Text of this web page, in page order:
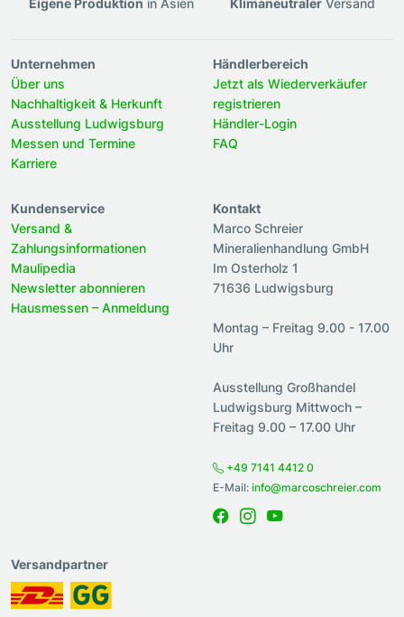
Eigene Produktion in Asien Klimaneutraler Versand
Unternehmen
Über uns
Nachhaltigkeit & Herkunft
Ausstellung Ludwigsburg
Messen und Termine
Karriere
Händlerbereich
Jetzt als Wiederverkäufer
registrieren
Händler-Login
FAQ
Kundenservice
Versand &
Zahlungsinformationen
Maulipedia
Newsletter abonnieren
Hausmessen – Anmeldung
Kontakt
Marco Schreier
Mineralienhandlung GmbH
Im Osterholz 1
71636 Ludwigsburg
Montag – Freitag 9.00 - 17.00
Uhr
Ausstellung Großhandel
Ludwigsburg Mittwoch –
Freitag 9.00 – 17.00 Uhr
+49 7141 4412 0
E-Mail: info@marcoschreier.com
Versandpartner